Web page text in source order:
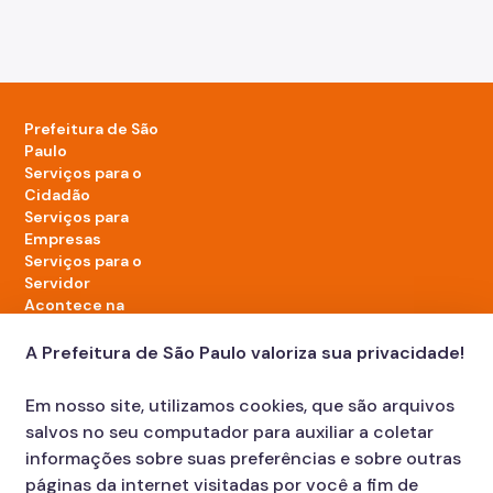
Prefeitura de São
Paulo
Serviços para o
Cidadão
Serviços para
Empresas
Serviços para o
Servidor
Acontece na
LinkedIn da Prefeitura de São Paulo
TikTok da Prefeitura de São Paulo
YouTube da Prefeitura de São Paulo
X da Prefeitura de São Paulo
Instagram da Prefeitura de São Paulo
Facebook da Prefeitura de São Paulo
Diário Oficial
A Prefeitura de São Paulo valoriza sua privacidade!
Em nosso site, utilizamos cookies, que são arquivos
salvos no seu computador para auxiliar a coletar
informações sobre suas preferências e sobre outras
páginas da internet visitadas por você a fim de